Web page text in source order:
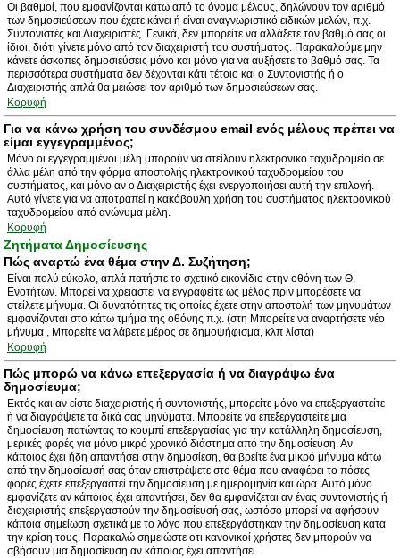
Οι βαθμοί, που εμφανίζονται κάτω από το όνομα μέλους, δηλώνουν τον αριθμό
των δημοσιεύσεων που έχετε κάνει ή είναι αναγνωριστικό ειδικών μελών, π.χ.
Συντονιστές και Διαχειριστές. Γενικά, δεν μπορείτε να αλλάξετε τον βαθμό σας οι
ίδιοι, διότι γίνετε μόνο από τον διαχειριστή του συστήματος. Παρακαλούμε μην
κάνετε άσκοπες δημοσιεύσεις μόνο και μόνο για να αυξήσετε το βαθμό σας. Τα
περισσότερα συστήματα δεν δέχονται κάτι τέτοιο και ο Συντονιστής ή ο
Διαχειριστής απλά θα μειώσει τον αριθμό των δημοσιεύσεων σας.
Κορυφή
Για να κάνω χρήση του συνδέσμου email ενός μέλους πρέπει να
είμαι εγγεγραμμένος;
Μόνο οι εγγεγραμμένοι μέλη μπορούν να στείλουν ηλεκτρονικό ταχυδρομείο σε
άλλα μέλη από την φόρμα αποστολής ηλεκτρονικού ταχυδρομείου του
συστήματος, και μόνο αν ο Διαχειριστής έχει ενεργοποιήσει αυτή την επιλογή.
Αυτό γίνετε για να αποτραπεί η κακόβουλη χρήση του συστήματος ηλεκτρονικού
ταχυδρομείου από ανώνυμα μέλη.
Κορυφή
Ζητήματα Δημοσίευσης
Πώς αναρτώ ένα θέμα στην Δ. Συζήτηση;
Είναι πολύ εύκολο, απλά πατήστε το σχετικό εικονίδιο στην οθόνη των Θ.
Ενοτήτων. Μπορεί να χρειαστεί να εγγραφείτε ως μέλος πριν μπορέσετε να
στείλετε μήνυμα. Οι δυνατότητες τις οποίες έχετε στην αποστολή των μηνυμάτων
εμφανίζονται στο κάτω τμήμα της οθόνης π.χ. (στη Μπορείτε να αναρτήσετε νέο
μήνυμα , Μπορείτε να λάβετε μέρος σε δημοψήφισμα, κλπ λίστα)
Κορυφή
Πώς μπορώ να κάνω επεξεργασία ή να διαγράψω ένα
δημοσίευμα;
Εκτός και αν είστε διαχειριστής ή συντονιστής, μπορείτε μόνο να επεξεργαστείτε
ή να διαγράψετε τα δικά σας μηνύματα. Μπορείτε να επεξεργαστείτε μια
δημοσίευση πατώντας το κουμπί επεξεργασίας για την κατάλληλη δημοσίευση,
μερικές φορές για μόνο μικρό χρονικό διάστημα από την δημοσίευση. Αν
κάποιος έχει ήδη απαντήσει στην δημοσίεση, θα βρείτε ένα μικρό μήνυμα κάτω
από την δημοσίευσή σας όταν επιστρέψετε στο θέμα που αναφέρει το πόσες
φορές έχετε επεξεργαστεί την δημοσίευση με ημερομηνία και ώρα. Αυτό μόνο
εμφανίζετε αν κάποιος έχει απαντήσει, δεν θα εμφανίζεται αν ένας συντονιστής ή
διαχειριστής επεξεργαστούν την δημοσίευσή σας, ωστόσο μπορεί να αφήσουν
κάποια σημείωση σχετικά με το λόγο που επεξεργάστηκαν την δημοσίευση κατα
την κρίση τους. Παρακαλώ σημειώστε οτι κανονικοί χρήστες δεν μπορούν να
σβήσουν μια δημοσίευση αν κάποιος έχει απαντήσει.